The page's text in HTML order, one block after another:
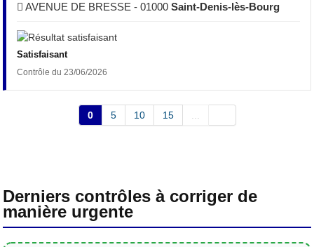
AVENUE DE BRESSE - 01000Saint-Denis-lès-Bourg
Satisfaisant
Contrôle du 23/06/2026
0 5 10 15
Derniers contrôles à corriger de
manière urgente